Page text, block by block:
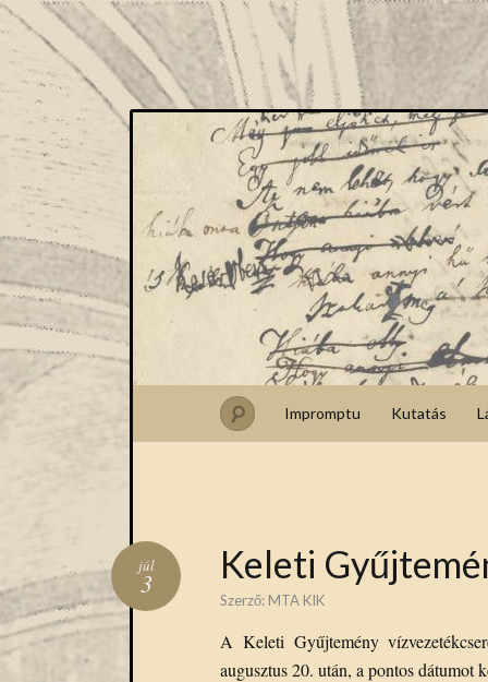
Impromptu Kutatás
Keleti
júl
3
Szerző: MTA KIK
A Keleti Gyűjtemény
augusztus 20. után, a pontos dátumot